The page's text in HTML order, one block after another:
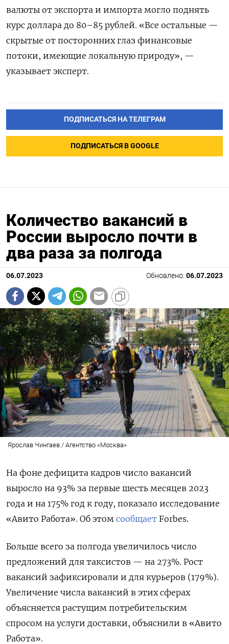
валюты от экспорта и импорта могло поднять
курс доллара до 80–85 рублей. «Все остальные —
скрытые от посторонних глаз финансовые
потоки, имеющие локальную природу», —
указывает эксперт.
ПОДПИСАТЬСЯ НА ТЕЛЕГРАМ
ПОДПИСАТЬСЯ В GOOGLE
Количество вакансий в
России выросло почти в
два раза за полгода
06.07.2023 Обновлено: 06.07.2023
Ярослав Чингаев / Агентство «Москва»
На фоне дефицита кадров число вакансий
выросло на 93% за первые шесть месяцев 2023
года и на 175% год к году, показало исследование
«Авито Работа». Об этом сообщает Forbes.
Больше всего за полгода увеличилось число
предложений для таксистов — на 273%. Рост
вакансий зафиксировали и для курьеров (179%).
Увеличение числа вакансий в этих сферах
объясняется растущим потребительским
спросом на услуги доставки, объяснили в «Авито
Работа».